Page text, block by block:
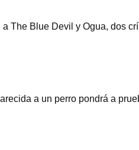
The Blue Devil y Ogua, dos
a un perro pondrá a